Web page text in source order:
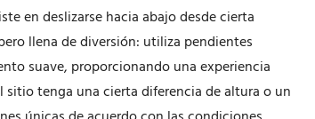
en deslizarse hacia abajo desde cierta
llena de diversión: utiliza pendientes
suave, proporcionando una experiencia
tenga una cierta diferencia de altura o un